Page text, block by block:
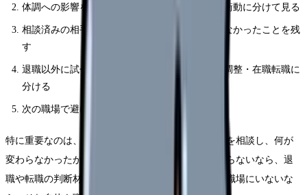
体調への影響を、睡眠・食欲・涙・動悸・欠勤衝動に分けて見る
相談済みの相手、返答、変わったこと・変わらなかったことを残
す
退職以外に試せる選択肢を、休職・異動・勤務調整・在職転職に
分ける
次の職場で避けたい条件を3つに絞る
特に重要なのは、相談の有無ではなく「具体的に何を相談し、何が
変わらなかったか」です。相談したのに状況が変わらないなら、退
職や転職の判断材料になります。相談できる相手が職場にいないな